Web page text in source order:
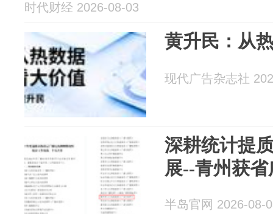
时代财经 2026-08-03
黄升民：从
现代广告杂志社
深耕统计提
展--青州获
半岛官网 2026-08-